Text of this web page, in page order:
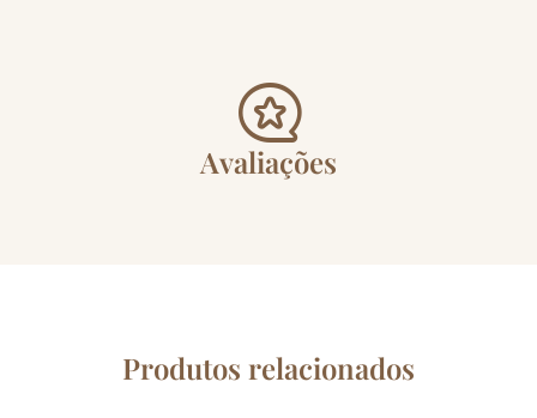
Avaliações
Produtos relacionados